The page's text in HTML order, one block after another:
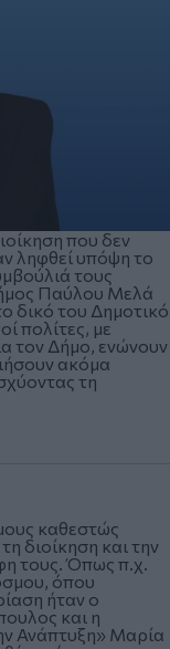
που δεν
ληφθεί υπόψη το
τους
Παύλου Μελά
δικό του Δημοτικό
πολίτες, με
τον Δήμο, ενώνουν
ακόμα
τη
καθεστώς
διοίκηση και την
τους. Όπως π.χ.
όπου
ήταν ο
και η
Ανάπτυξη» Μαρία